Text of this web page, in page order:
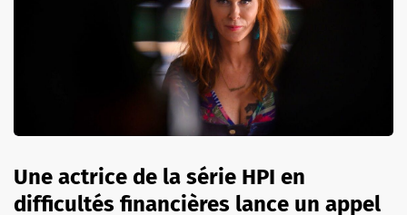
Une actrice de la série HPI en
difficultés financières lance un appel